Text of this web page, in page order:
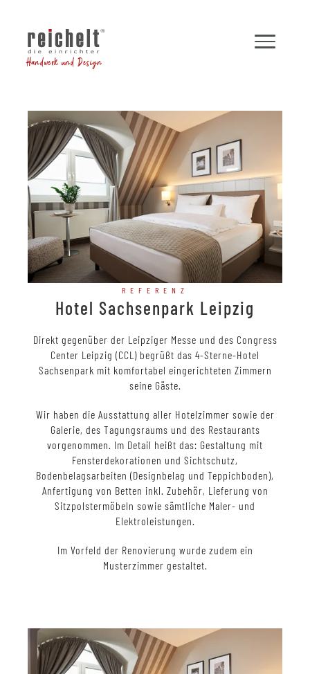
Handwerk und Design
REFERENZ
Hotel Sachsenpark Leipzig
Direkt gegenüber der Leipziger Messe und des Congress
Center Leipzig (CCL) begrüßt das 4-Sterne-Hotel
Sachsenpark mit komfortabel eingerichteten Zimmern
seine Gäste.
Wir haben die Ausstattung aller Hotelzimmer sowie der
Galerie, des Tagungsraums und des Restaurants
vorgenommen. Im Detail heißt das: Gestaltung mit
Fensterdekorationen und Sichtschutz,
Bodenbelagsarbeiten (Designbelag und Teppichboden),
Anfertigung von Betten inkl. Zubehör, Lieferung von
Sitzpolstermöbeln sowie sämtliche Maler- und
Elektroleistungen.
Im Vorfeld der Renovierung wurde zudem ein
Musterzimmer gestaltet.